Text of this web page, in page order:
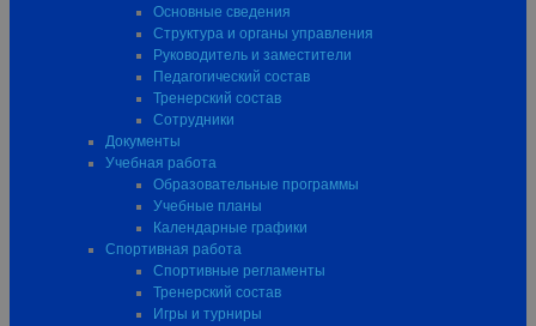
Основные сведения
Структура и органы управления
Руководитель и заместители
Педагогический состав
Тренерский состав
Сотрудники
Документы
Учебная работа
Образовательные программы
Учебные планы
Календарные графики
Спортивная работа
Спортивные регламенты
Тренерский состав
Игры и турниры